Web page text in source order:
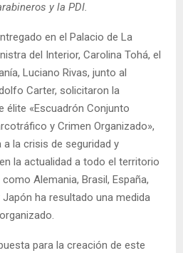
y la PDI.
en el Palacio de La
del Interior, Carolina Tohá, el
Luciano Rivas, junto al
Carter, solicitaron la
élite «Escuadrón Conjunto
y Crimen Organizado»,
la crisis de seguridad y
la actualidad a todo el territorio
Alemania, Brasil, España,
ha resultado una medida
para la creación de este